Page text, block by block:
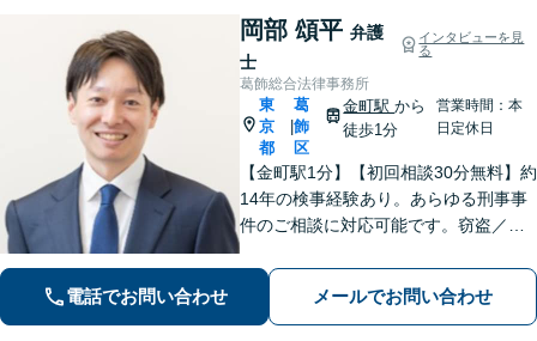
岡部 頌平 弁護
士
インタビューを見
る
葛飾総合法律事務所
東
京
都
葛
飾
区
金町駅から
徒歩1分
営業時間：本
日定休日
【金町駅1分】【初回相談30分無料】約
14年の検事経験あり。あらゆる刑事事
件のご相談に対応可能です。窃盗／詐
事件は早急にご相談ください。【相続
事件もお任せください】遺産分割協
議・調停／遺留分／遺言書作成など幅
電話でお問い合わせ メールでお問い合わせ